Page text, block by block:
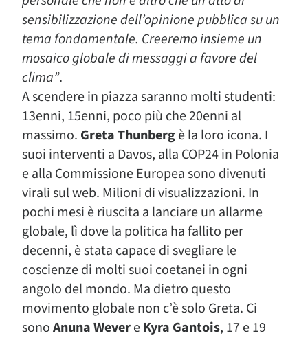
sensibilizzazione dell’opinione pubblica su un
tema fondamentale. Creeremo insieme un
mosaico globale di messaggi a favore del
clima”.
A scendere in piazza saranno molti studenti:
13enni, 15enni, poco più che 20enni al
massimo. Greta Thunbergè la loro icona. I
suoi interventi a Davos, alla COP24 in Polonia
e alla Commissione Europea sono divenuti
virali sul web. Milioni di visualizzazioni. In
pochi mesi è riuscita a lanciare un allarme
globale, lì dove la politica ha fallito per
decenni, è stata capace di svegliare le
coscienze di molti suoi coetanei in ogni
angolo del mondo. Ma dietro questo
movimento globale non c’è solo Greta. Ci
sonoAnuna WevereKyra Gantois, 17 e 19